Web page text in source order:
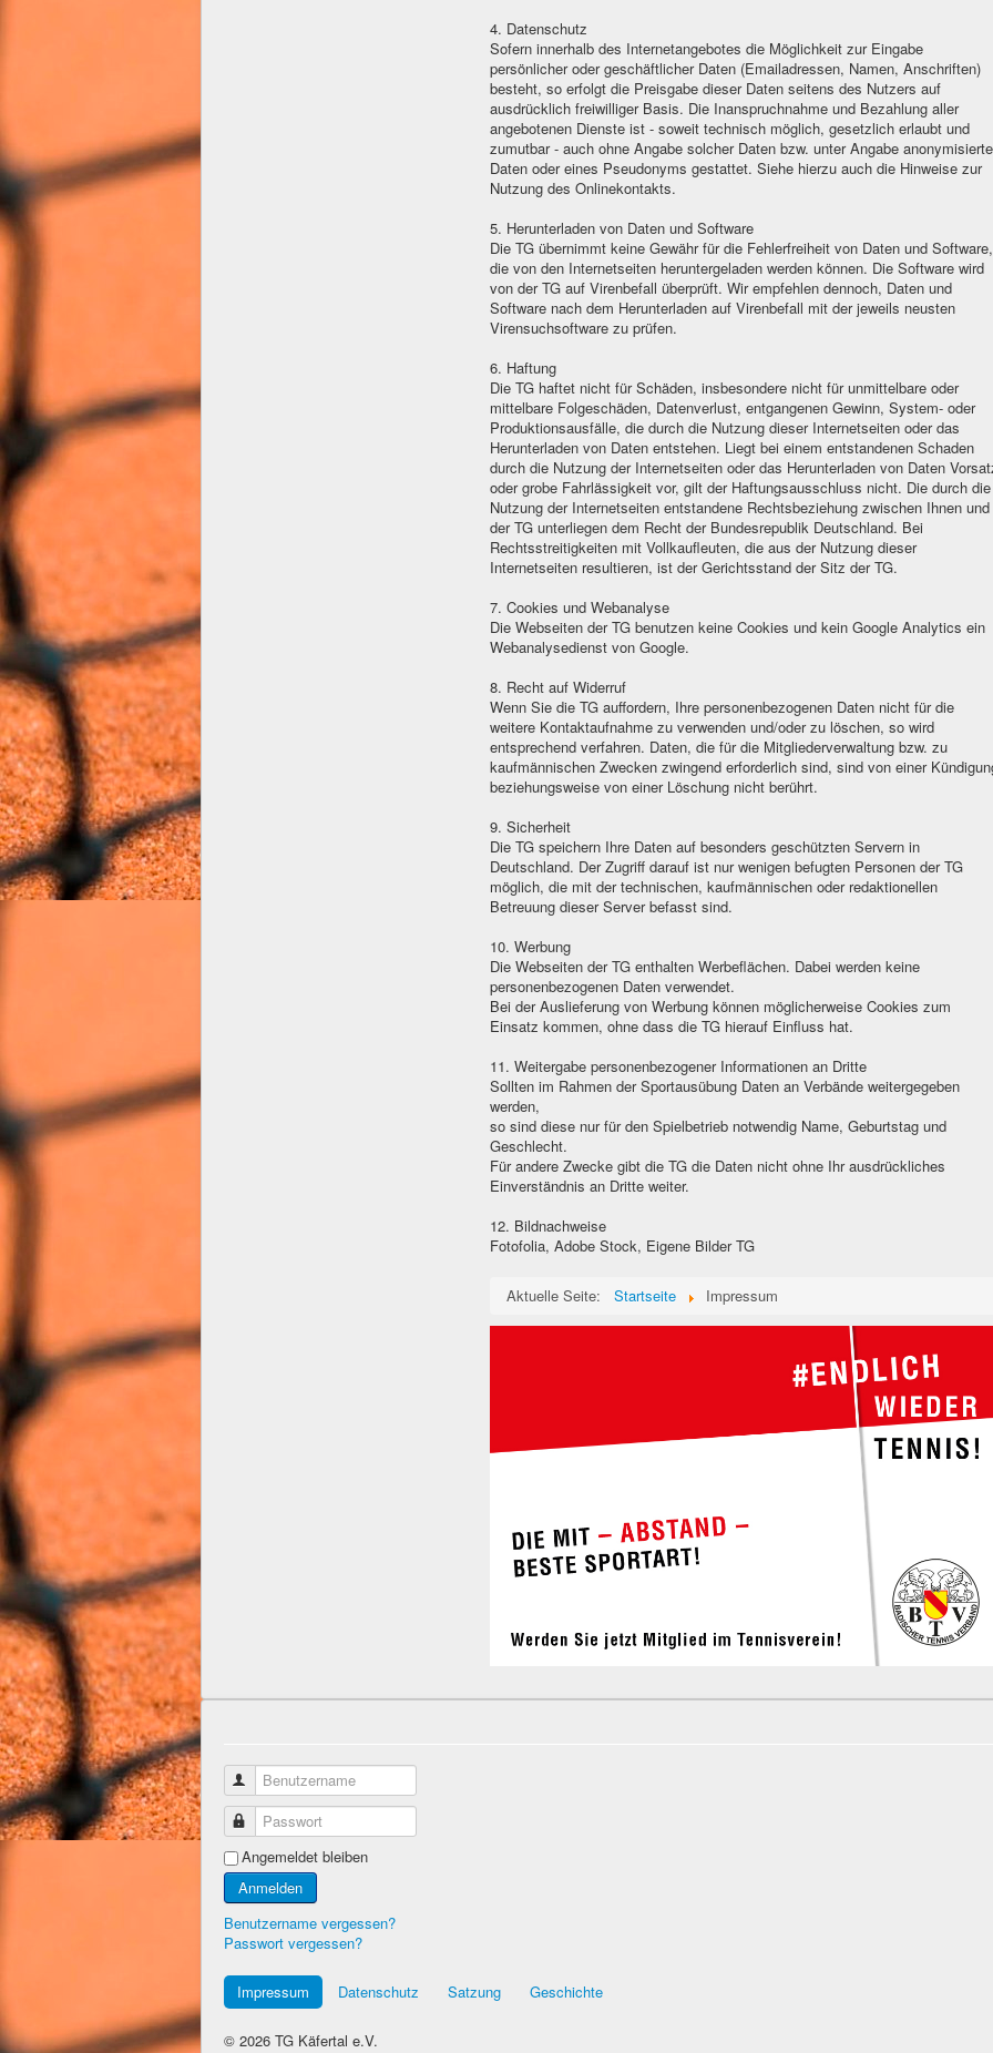
4. Datenschutz
Sofern innerhalb des Internetangebotes die Möglichkeit zur Eingabe
persönlicher oder geschäftlicher Daten (Emailadressen, Namen, Anschriften)
besteht, so erfolgt die Preisgabe dieser Daten seitens des Nutzers auf
ausdrücklich freiwilliger Basis. Die Inanspruchnahme und Bezahlung aller
angebotenen Dienste ist - soweit technisch möglich, gesetzlich erlaubt und
zumutbar - auch ohne Angabe solcher Daten bzw. unter Angabe
Daten oder eines Pseudonyms gestattet. Siehe hierzu auch die Hinweise zur
Nutzung des Onlinekontakts.
5. Herunterladen von Daten und Software
Die TG übernimmt keine Gewähr für die Fehlerfreiheit von Daten und Software,
die von den Internetseiten heruntergeladen werden können. Die Software wird
von der TG auf Virenbefall überprüft. Wir empfehlen dennoch, Daten und
Software nach dem Herunterladen auf Virenbefall mit der jeweils neusten
Virensuchsoftware zu prüfen.
6. Haftung
Die TG haftet nicht für Schäden, insbesondere nicht für unmittelbare oder
mittelbare Folgeschäden, Datenverlust, entgangenen Gewinn, System- oder
Produktionsausfälle, die durch die Nutzung dieser Internetseiten oder das
Herunterladen von Daten entstehen. Liegt bei einem entstandenen Schaden
durch die Nutzung der Internetseiten oder das Herunterladen von Daten
oder grobe Fahrlässigkeit vor, gilt der Haftungsausschluss nicht. Die durch die
Nutzung der Internetseiten entstandene Rechtsbeziehung zwischen Ihnen und
der TG unterliegen dem Recht der Bundesrepublik Deutschland. Bei
Rechtsstreitigkeiten mit Vollkaufleuten, die aus der Nutzung dieser
Internetseiten resultieren, ist der Gerichtsstand der Sitz der TG.
7. Cookies und Webanalyse
Die Webseiten der TG benutzen keine Cookies und kein Google Analytics ein
Webanalysedienst von Google.
8. Recht auf Widerruf
Wenn Sie die TG auffordern, Ihre personenbezogenen Daten nicht für die
weitere Kontaktaufnahme zu verwenden und/oder zu löschen, so wird
entsprechend verfahren. Daten, die für die Mitgliederverwaltung bzw. zu
kaufmännischen Zwecken zwingend erforderlich sind, sind von einer
beziehungsweise von einer Löschung nicht berührt.
9. Sicherheit
Die TG speichern Ihre Daten auf besonders geschützten Servern in
Deutschland. Der Zugriff darauf ist nur wenigen befugten Personen der TG
möglich, die mit der technischen, kaufmännischen oder redaktionellen
Betreuung dieser Server befasst sind.
10. Werbung
Die Webseiten der TG enthalten Werbeflächen. Dabei werden keine
personenbezogenen Daten verwendet.
Bei der Auslieferung von Werbung können möglicherweise Cookies zum
Einsatz kommen, ohne dass die TG hierauf Einfluss hat.
11. Weitergabe personenbezogener Informationen an Dritte
Sollten im Rahmen der Sportausübung Daten an Verbände weitergegeben
werden,
so sind diese nur für den Spielbetrieb notwendig Name, Geburtstag und
Geschlecht.
Für andere Zwecke gibt die TG die Daten nicht ohne Ihr ausdrückliches
Einverständnis an Dritte weiter.
12. Bildnachweise
Fotofolia, Adobe Stock, Eigene Bilder TG
Aktuelle Seite: Startseite Impressum
Benutzername
Passwort
Angemeldet bleiben
Anmelden
Benutzername vergessen?
Passwort vergessen?
Impressum Datenschutz Satzung Geschichte
© 2026 TG Käfertal e.V.